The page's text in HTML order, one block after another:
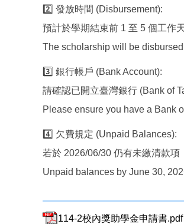
2️⃣ 發放時間 (Disbursement):
預計於學期結束前 1 至 5 個工作天
The scholarship will be
3️⃣ 銀行帳戶 (Bank Account):
請確認已開立臺灣銀行 (Bank of
Please ensure you have a Bank
4️⃣ 欠費規定 (Unpaid Balances):
若於 2026/06/30 仍有未繳清款項
Unpaid balances by June 30,
114-2校內獎助學金申請書.pdf